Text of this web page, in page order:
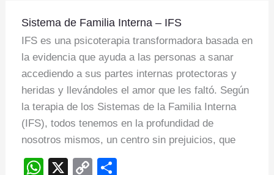
Sistema de Familia Interna – IFS
IFS es una psicoterapia transformadora basada en
la evidencia que ayuda a las personas a sanar
accediendo a sus partes internas protectoras y
heridas y llevándoles el amor que les faltó. Según
la terapia de los Sistemas de la Familia Interna
(IFS), todos tenemos en la profundidad de
nosotros mismos, un centro sin prejuicios, que
W
X
C
de
Familia
Interna
–
IFS